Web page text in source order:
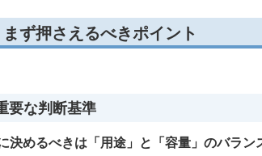
ず押さえるべきポイント
要な判断基準
決めるべきは「用途」と「容量」のバラン